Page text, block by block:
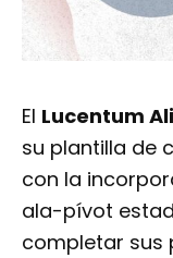
El Lucentum
su plantilla de
con la
ala-pívot
completar sus